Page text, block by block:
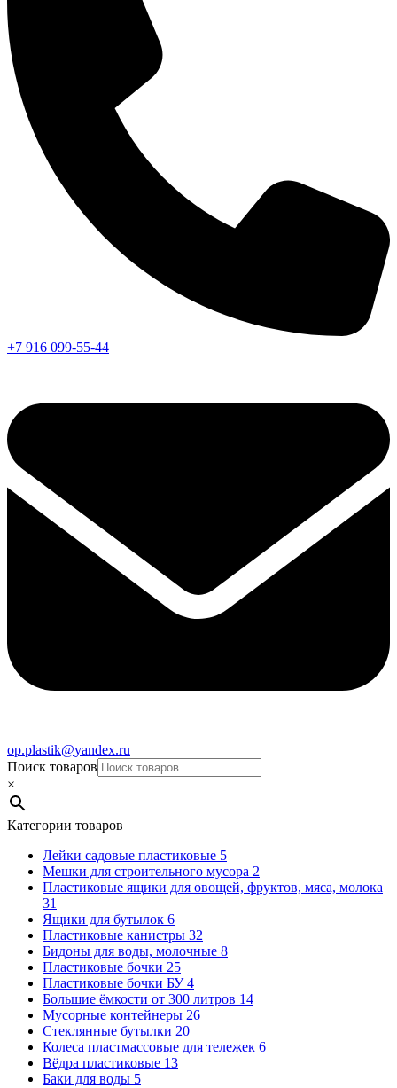
+7 916 099-55-44
op.plastik@yandex.ru
Поиск товаров
×
Категории товаров
Лейки садовые пластиковые 5
Мешки для строительного мусора 2
Пластиковые ящики для овощей, фруктов, мяса, молока
31
Ящики для бутылок 6
Пластиковые канистры 32
Бидоны для воды, молочные 8
Пластиковые бочки 25
Пластиковые бочки БУ4
Большие ёмкости от 300 литров 14
Мусорные контейнеры 26
Стеклянные бутылки 20
Колеса пластмассовые для тележек 6
Вёдра пластиковые 13
Баки для воды 5